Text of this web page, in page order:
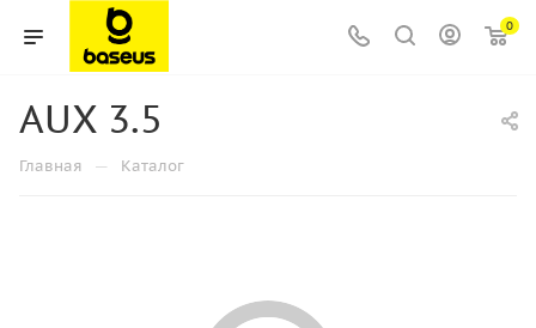
0
AUX 3.5
Главная — Каталог